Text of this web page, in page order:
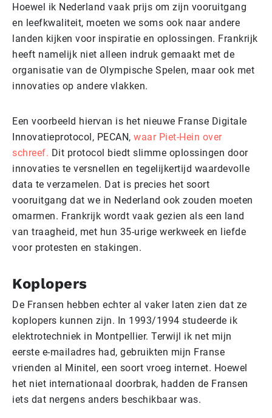
Hoewel ik Nederland vaak prijs om zijn vooruitgang
en leefkwaliteit, moeten we soms ook naar andere
landen kijken voor inspiratie en oplossingen. Frankrijk
heeft namelijk niet alleen indruk gemaakt met de
organisatie van de Olympische Spelen, maar ook met
innovaties op andere vlakken.
Een voorbeeld hiervan is het nieuwe Franse Digitale
Innovatieprotocol, PECAN, waar Piet-Hein over
schreef. Dit protocol biedt slimme oplossingen door
innovaties te versnellen en tegelijkertijd waardevolle
data te verzamelen. Dat is precies het soort
vooruitgang dat we in Nederland ook zouden moeten
omarmen. Frankrijk wordt vaak gezien als een land
van traagheid, met hun 35-urige werkweek en liefde
voor protesten en stakingen.
Koplopers
De Fransen hebben echter al vaker laten zien dat ze
koplopers kunnen zijn. In 1993/1994 studeerde ik
elektrotechniek in Montpellier. Terwijl ik net mijn
eerste e-mailadres had, gebruikten mijn Franse
vrienden al Minitel, een soort vroeg internet. Hoewel
het niet internationaal doorbrak, hadden de Fransen
iets dat nergens anders beschikbaar was.